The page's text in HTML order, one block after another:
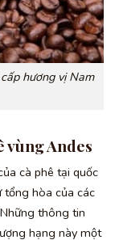
hương vị Nam
vùng Andes
cà phê tại quốc
tổng hòa của các
thông tin
hạng này một